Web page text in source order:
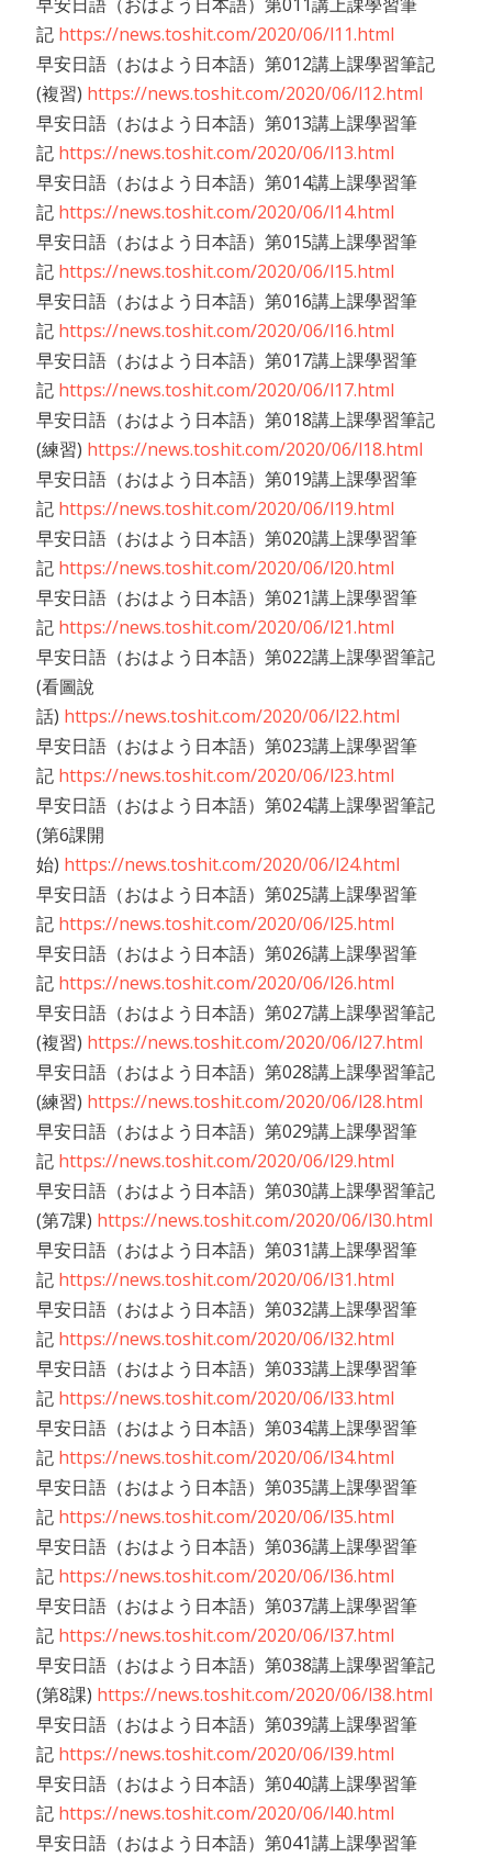
記 https://news.toshit.com/2020/06/l11.html
早安日語（おはよう日本語）第012講上課學習筆記
(複習) https://news.toshit.com/2020/06/l12.html
早安日語（おはよう日本語）第013講上課學習筆
記 https://news.toshit.com/2020/06/l13.html
早安日語（おはよう日本語）第014講上課學習筆
記 https://news.toshit.com/2020/06/l14.html
早安日語（おはよう日本語）第015講上課學習筆
記 https://news.toshit.com/2020/06/l15.html
早安日語（おはよう日本語）第016講上課學習筆
記 https://news.toshit.com/2020/06/l16.html
早安日語（おはよう日本語）第017講上課學習筆
記 https://news.toshit.com/2020/06/l17.html
早安日語（おはよう日本語）第018講上課學習筆記
(練習) https://news.toshit.com/2020/06/l18.html
早安日語（おはよう日本語）第019講上課學習筆
記 https://news.toshit.com/2020/06/l19.html
早安日語（おはよう日本語）第020講上課學習筆
記 https://news.toshit.com/2020/06/l20.html
早安日語（おはよう日本語）第021講上課學習筆
記 https://news.toshit.com/2020/06/l21.html
早安日語（おはよう日本語）第022講上課學習筆記
(看圖說
話) https://news.toshit.com/2020/06/l22.html
早安日語（おはよう日本語）第023講上課學習筆
記 https://news.toshit.com/2020/06/l23.html
早安日語（おはよう日本語）第024講上課學習筆記
(第6課開
始) https://news.toshit.com/2020/06/l24.html
早安日語（おはよう日本語）第025講上課學習筆
記 https://news.toshit.com/2020/06/l25.html
早安日語（おはよう日本語）第026講上課學習筆
記 https://news.toshit.com/2020/06/l26.html
早安日語（おはよう日本語）第027講上課學習筆記
(複習) https://news.toshit.com/2020/06/l27.html
早安日語（おはよう日本語）第028講上課學習筆記
(練習) https://news.toshit.com/2020/06/l28.html
早安日語（おはよう日本語）第029講上課學習筆
記 https://news.toshit.com/2020/06/l29.html
早安日語（おはよう日本語）第030講上課學習筆記
(第7課) https://news.toshit.com/2020/06/l30.html
早安日語（おはよう日本語）第031講上課學習筆
記 https://news.toshit.com/2020/06/l31.html
早安日語（おはよう日本語）第032講上課學習筆
記 https://news.toshit.com/2020/06/l32.html
早安日語（おはよう日本語）第033講上課學習筆
記 https://news.toshit.com/2020/06/l33.html
早安日語（おはよう日本語）第034講上課學習筆
記 https://news.toshit.com/2020/06/l34.html
早安日語（おはよう日本語）第035講上課學習筆
記 https://news.toshit.com/2020/06/l35.html
早安日語（おはよう日本語）第036講上課學習筆
記 https://news.toshit.com/2020/06/l36.html
早安日語（おはよう日本語）第037講上課學習筆
記 https://news.toshit.com/2020/06/l37.html
早安日語（おはよう日本語）第038講上課學習筆記
(第8課) https://news.toshit.com/2020/06/l38.html
早安日語（おはよう日本語）第039講上課學習筆
記 https://news.toshit.com/2020/06/l39.html
早安日語（おはよう日本語）第040講上課學習筆
記 https://news.toshit.com/2020/06/l40.html
早安日語（おはよう日本語）第041講上課學習筆